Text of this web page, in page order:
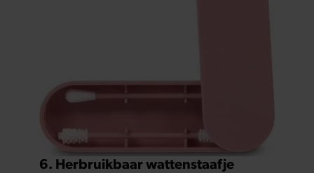
6. Herbruikbaar wattenstaafje